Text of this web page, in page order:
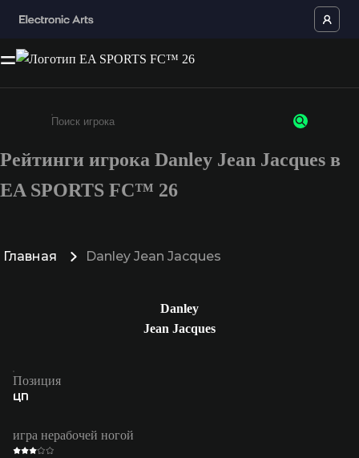
Введите не менее 3 символов или цифр
Рейтинги игрока Danley Jean Jacques в
EA SPORTS FC™ 26
Главная Danley Jean Jacques
Danley
Jean Jacques
Позиция
ЦП
игра нерабочей ногой